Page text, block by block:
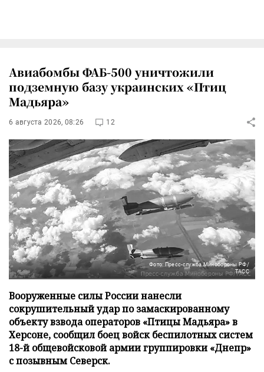
Авиабомбы ФАБ-500 уничтожили
подземную базу украинских «Птиц
Мадьяра»
6 августа 2026, 08:26 12
Фото: Пресс-служба Минобороны РФ/
ТАСС
Вооруженные силы России нанесли
сокрушительный удар по замаскированному
объекту взвода операторов «Птицы Мадьяра» в
Херсоне, сообщил боец войск беспилотных систем
18-й общевойсковой армии группировки «Днепр»
с позывным Северск.